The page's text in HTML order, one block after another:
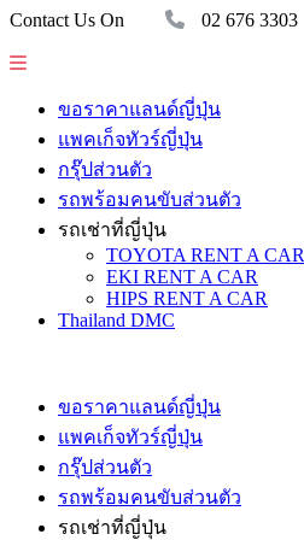
Contact Us On 02 676 3303
ขอราคาแลนด์ญี่ปุ่น
แพคเก็จทัวร์ญี่ปุ่น
กรุ๊ปส่วนตัว
รถพร้อมคนขับส่วนตัว
รถเช่าที่ญี่ปุ่น
TOYOTA RENT A CAR
EKI RENT A CAR
HIPS RENT A CAR
Thailand DMC
ขอราคาแลนด์ญี่ปุ่น
แพคเก็จทัวร์ญี่ปุ่น
กรุ๊ปส่วนตัว
รถพร้อมคนขับส่วนตัว
รถเช่าที่ญี่ปุ่น